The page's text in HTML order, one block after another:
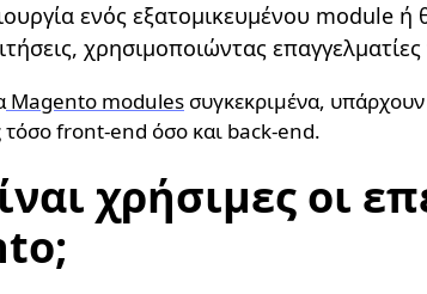
ενός εξατομικευμένου module ή
χρησιμοποιώντας
Magento modules συγκεκριμένα, υπάρχουν
τόσο front-end όσο και back-end.
χρήσιμες οι